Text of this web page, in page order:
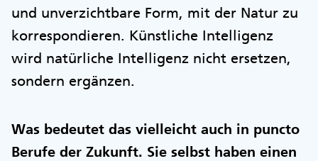
und unverzichtbare Form, mit der Natur zu
korrespondieren. Künstliche Intelligenz
wird natürliche Intelligenz nicht ersetzen,
sondern ergänzen.
Was bedeutet das vielleicht auch in puncto
Berufe der Zukunft. Sie selbst haben einen